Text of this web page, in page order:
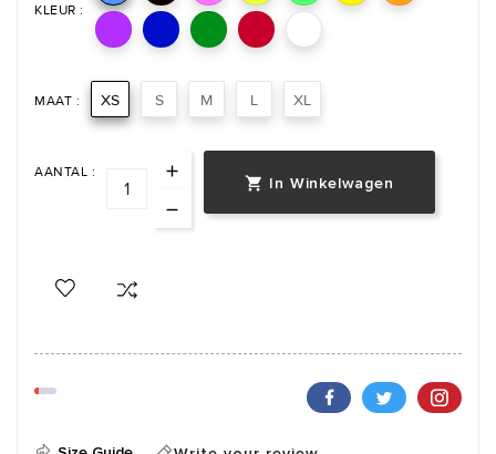
KLEUR :
MAAT : XS S M L XL
AANTAL :
 In Winkelwagen